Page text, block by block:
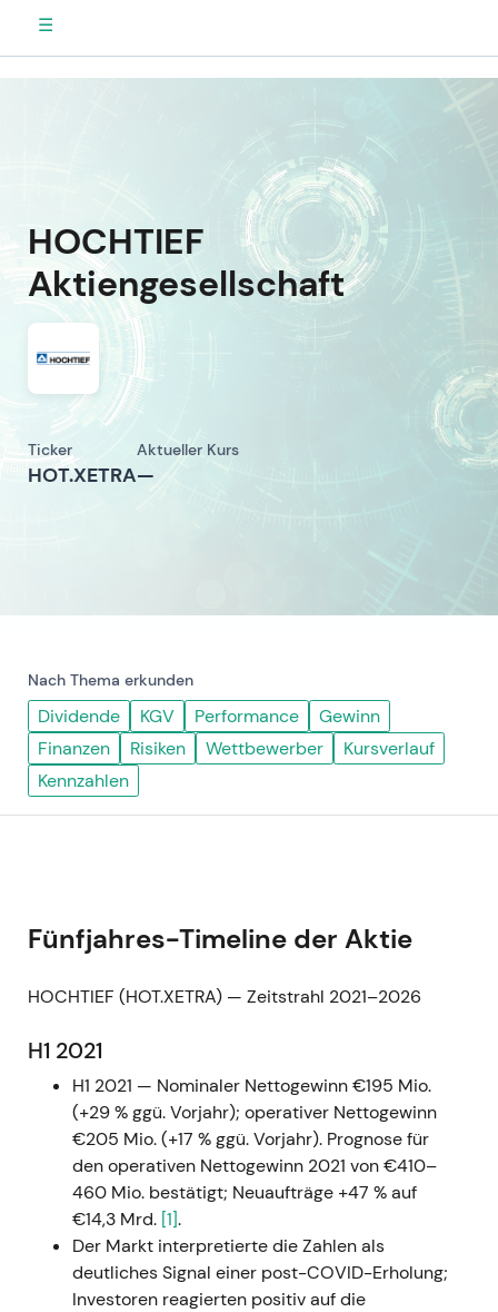
☰
HOCHTIEF
Aktiengesellschaft
Ticker
HOT.XETRA
Aktueller Kurs
—
Nach Thema erkunden
Dividende KGV Performance
Gewinn
Finanzen
Risiken Wettbewerber
Kursverlauf
Kennzahlen
Fünfjahres-Timeline der Aktie
HOCHTIEF (HOT.XETRA) — Zeitstrahl 2021–2026
H1 2021
H1 2021 — Nominaler Nettogewinn €195 Mio.
(+29 % ggü. Vorjahr); operativer Nettogewinn
€205 Mio. (+17 % ggü. Vorjahr). Prognose für
den operativen Nettogewinn 2021 von €410–
460 Mio. bestätigt; Neuaufträge +47 % auf
€14,3 Mrd. [1].
Der Markt interpretierte die Zahlen als
deutliches Signal einer post-COVID-Erholung;
Investoren reagierten positiv auf die